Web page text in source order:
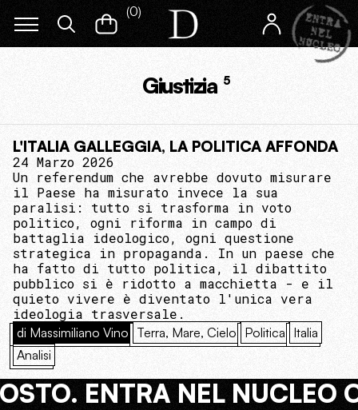
(0)
Giustizia 5
L'ITALIA GALLEGGIA, LA POLITICA AFFONDA
24 Marzo 2026
Un referendum che avrebbe dovuto misurare
il Paese ha misurato invece la sua
paralisi: tutto si trasforma in voto
politico, ogni riforma in campo di
battaglia ideologico, ogni questione
strategica in propaganda. In un paese che
ha fatto di tutto politica, il dibattito
pubblico si è ridotto a macchietta - e il
quieto vivere è diventato l'unica vera
ideologia trasversale.
di Massimiliano Vino Terra, Mare, Cielo Politica Italia
Analisi
ENTRA NEL NUCLEO